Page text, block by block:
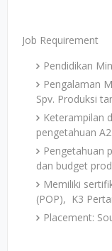
Job Requirement
Pendidikan
Pengalaman
Spv. Produksi
Keterampilan
pengetahuan
Pengetahuan
dan budget
Memiliki
(POP), K3
Placement: